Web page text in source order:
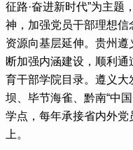
征路·奋进新时代”为主题
神，加强党员干部理想信
资源向基层延伸。贵州
断加强内涵建设，顺利
育干部学院目录。遵义
坝、毕节海雀、黔南“中
学点，每年承接省内外
上。